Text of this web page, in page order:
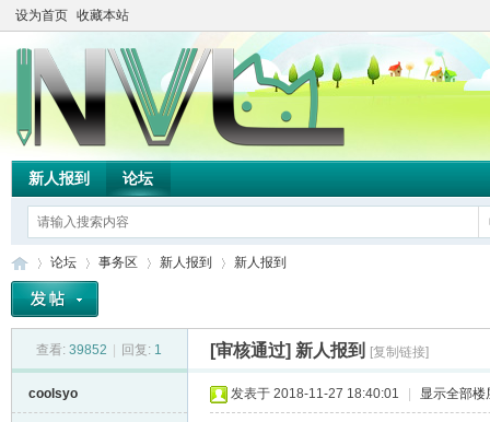
设为首页 收藏本站
新人报到 论坛
论坛
›
事务区
›
新人报到
›
新人报到
查看: 39852 回复: 1 [审核通过] 新人报到 [复制链接]
coolsyo 发表于 2018-11-27 18:40:01 显示全部楼